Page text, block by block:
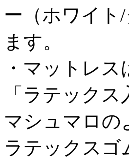
ー（ホワイト
ます。
・マットレ
「ラテック
マシュマロの
ラテックスゴ